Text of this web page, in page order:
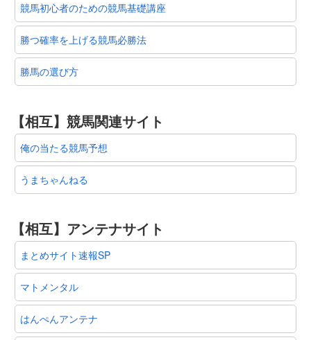
競馬初心者のための競馬基礎講座
勝つ確率を上げる競馬必勝法
勝馬の選び方
【相互】競馬関連サイト
俺の当たる競馬予想
うまちゃんねる
【相互】アンテナサイト
まとめサイト速報SP
マトメンタル
はんぺんアンテナ